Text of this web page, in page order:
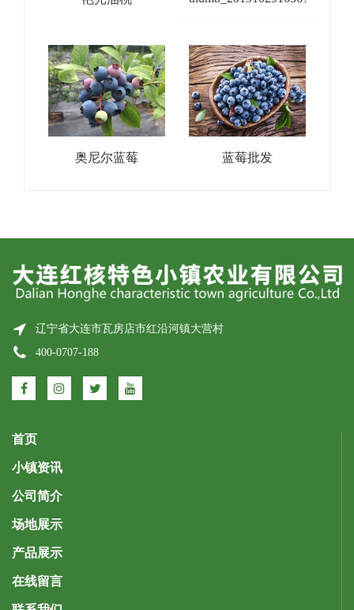
奥尼尔蓝莓 蓝莓批发
辽宁省大连市瓦房店市红沿河镇大营村
400-0707-188
首页
小镇资讯
公司简介
场地展示
产品展示
在线留言